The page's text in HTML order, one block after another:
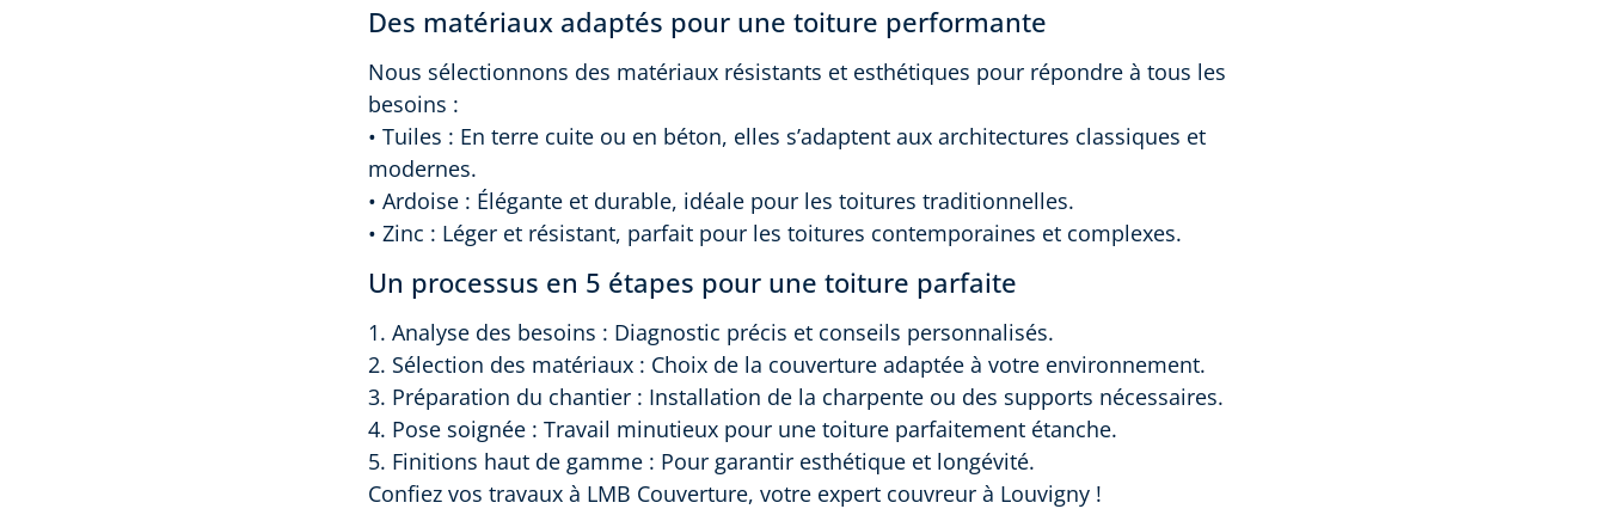
Des matériaux adaptés pour une toiture performante
Nous sélectionnons des matériaux résistants et esthétiques pour répondre à tous les
besoins :
• Tuiles : En terre cuite ou en béton, elles s’adaptent aux architectures classiques et
modernes.
• Ardoise : Élégante et durable, idéale pour les toitures traditionnelles.
• Zinc : Léger et résistant, parfait pour les toitures contemporaines et complexes.
Un processus en 5 étapes pour une toiture parfaite
1. Analyse des besoins : Diagnostic précis et conseils personnalisés.
2. Sélection des matériaux : Choix de la couverture adaptée à votre environnement.
3. Préparation du chantier : Installation de la charpente ou des supports nécessaires.
4. Pose soignée : Travail minutieux pour une toiture parfaitement étanche.
5. Finitions haut de gamme : Pour garantir esthétique et longévité.
Confiez vos travaux à LMB Couverture, votre expert couvreur à Louvigny !